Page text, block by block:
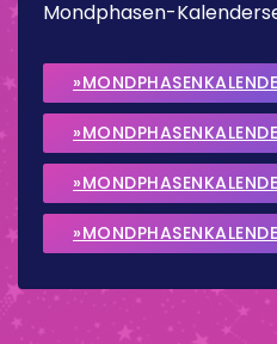
Mondphasen-